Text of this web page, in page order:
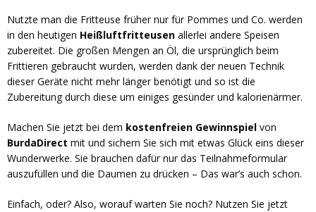
Nutzte man die Fritteuse früher nur für Pommes und Co. werden
in den heutigen Heißluftfritteusen allerlei andere Speisen
zubereitet. Die großen Mengen an Öl, die ursprünglich beim
Frittieren gebraucht wurden, werden dank der neuen Technik
dieser Geräte nicht mehr länger benötigt und so ist die
Zubereitung durch diese um einiges gesünder und kalorienärmer.
Machen Sie jetzt bei dem kostenfreien Gewinnspiel von
BurdaDirect mit und sichern Sie sich mit etwas Glück eins dieser
Wunderwerke. Sie brauchen dafür nur das Teilnahmeformular
auszufüllen und die Daumen zu drücken – Das war’s auch schon.
Einfach, oder? Also, worauf warten Sie noch? Nutzen Sie jetzt